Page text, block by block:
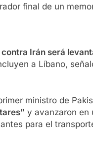
final de un
Irán será
a Líbano,
ministro de
y avanzaron en
para el